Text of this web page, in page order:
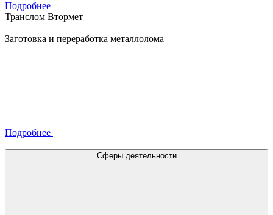
Подробнее
Транслом Втормет
Заготовка и переработка металлолома
Подробнее
Сферы деятельности